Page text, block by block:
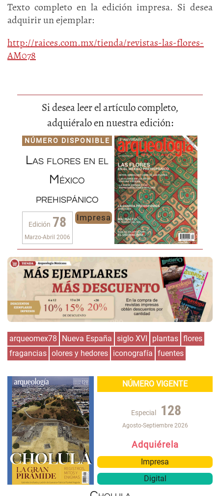
Texto completo en la edición impresa. Si desea
adquirir un ejemplar:
http://raices.com.mx/tienda/revistas-las-flores-
AM078
Si desea leer el artículo completo,
adquiéralo en nuestra edición:
NÚMERO DISPONIBLE
Las flores en el
México
prehispánico
Edición 78
Marzo-Abril 2006
Impresa
arqueomex78 Nueva España siglo XVI plantas flores
fragancias olores y hedores iconografía fuentes
NÚMERO VIGENTE
Especial 128
Agosto-Septiembre 2026
Adquiérela
Impresa
Digital